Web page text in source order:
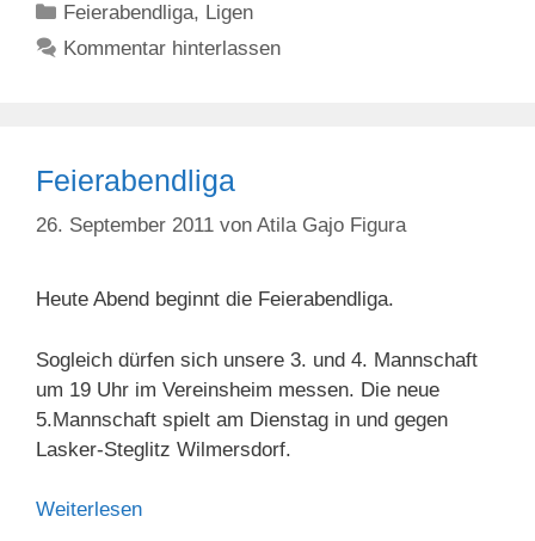
Kategorien
Feierabendliga, Ligen
Kommentar hinterlassen
Feierabendliga
26. September 2011 von Atila Gajo Figura
Heute Abend beginnt die Feierabendliga.
Sogleich dürfen sich unsere 3. und 4. Mannschaft
um 19 Uhr im Vereinsheim messen. Die neue
5.Mannschaft spielt am Dienstag in und gegen
Lasker-Steglitz Wilmersdorf.
Weiterlesen